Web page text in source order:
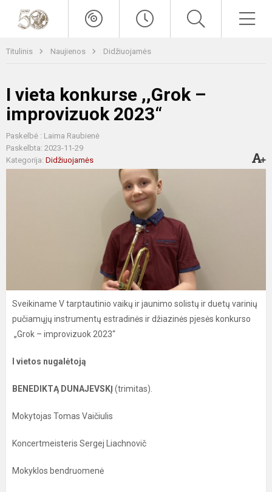
Titulinis Naujienos Didžiuojamės
I vieta konkurse ,,Grok –
improvizuok 2023“
Paskelbė : Laima Raubienė
Paskelbta: 2023-11-29
Kategorija: Didžiuojamės
Sveikiname V tarptautinio vaikų ir jaunimo solistų ir duetų varinių
pučiamųjų instrumentų estradinės ir džiazinės pjesės konkurso
„Grok – improvizuok 2023“
I vietos nugalėtoją
BENEDIKTĄ DUNAJEVSKĮ (trimitas).
Mokytojas Tomas Vaičiulis
Koncertmeisteris Sergej Liachnovič
Mokyklos bendruomenė